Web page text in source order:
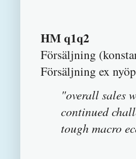
HM q1q2
Försäljning ex
"overall sales
continued
tough macro